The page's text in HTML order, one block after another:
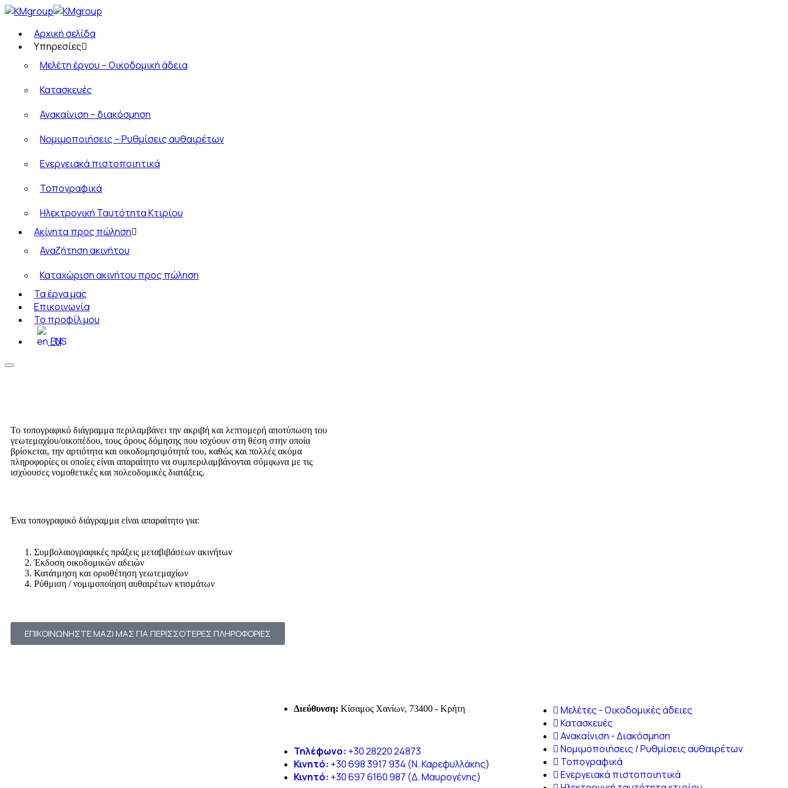
Αρχική σελίδα
Υπηρεσίες
Μελέτη έργου – Οικοδομική άδεια
Κατασκευές
Ανακαίνιση – διακόσμηση
Νομιμοποιήσεις – Ρυθμίσεις αυθαιρέτων
Ενεργειακά πιστοποιητικά
Τοπογραφικά
Ηλεκτρονική Ταυτότητα Κτιρίου
Ακίνητα προς πώληση
Αναζήτηση ακινήτου
Καταχώριση ακινήτου προς πώληση
Τα έργα μας
Επικοινωνία
Το προφίλ μου
EN
Το τοπογραφικό διάγραμμα περιλαμβάνει την ακριβή και λεπτομερή αποτύπωση του
γεωτεμαχίου/οικοπέδου, τους όρους δόμησης που ισχύουν στη θέση στην οποία
βρίσκεται, την αρτιότητα και οικοδομησιμότητά του, καθώς και πολλές ακόμα
πληροφορίες οι οποίες είναι απαραίτητο να συμπεριλαμβάνονται σύμφωνα με τις
ισχύουσες νομοθετικές και πολεοδομικές διατάξεις.
Ένα τοπογραφικό διάγραμμα είναι απαραίτητο για:
Συμβολαιογραφικές πράξεις μεταβιβάσεων ακινήτων
Έκδοση οικοδομικών αδειών
Κατάτμηση και οριοθέτηση γεωτεμαχίων
Ρύθμιση / νομιμοποίηση αυθαιρέτων κτισμάτων
ΕΠΙΚΟΙΝΩΝΗΣΤΕ ΜΑΖΙ ΜΑΣ ΓΙΑ ΠΕΡΙΣΣΟΤΕΡΕΣ ΠΛΗΡΟΦΟΡΙΕΣ
Διεύθυνση: Κίσαμος Χανίων, 73400 - Κρήτη
Τηλέφωνο: +30 28220 24873
Κινητό: +30 698 3917 934 (Ν. Καρεφυλλάκης)
Κινητό: +30 697 6160 987 (Δ. Μαυρογένης)
Μελέτες - Οικοδομικές άδειες
Κατασκευές
Ανακαίνιση - Διακόσμηση
Νομιμοποιήσεις / Ρυθμίσεις αυθαιρέτων
Τοπογραφικά
Ενεργειακά πιστοποιητικά